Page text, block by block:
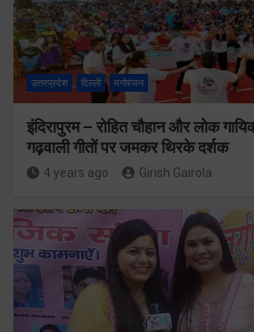
उत्तरप्रदेश दिल्ली मनोरंजन
इंदिरापुरम – रोहित चौहान और लोक
गढ़वाली गीतों पर जमकर थिरके दर्शक
4 years ago Girish Gairola